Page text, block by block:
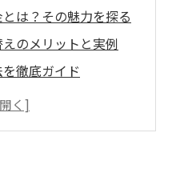
は？その魅力を探る
のメリットと実例
徹底ガイド
の住まい